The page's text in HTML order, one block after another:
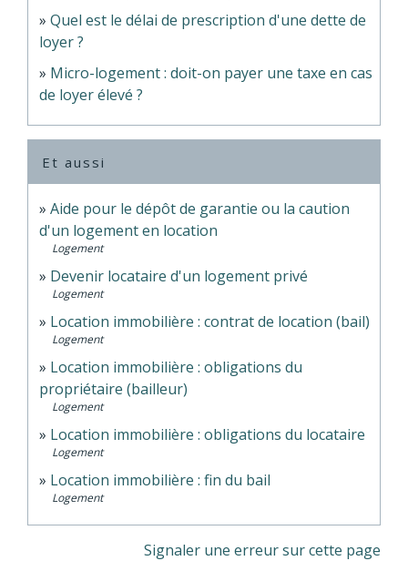
Quel est le délai de prescription d'une dette de
loyer ?
Micro-logement : doit-on payer une taxe en cas
de loyer élevé ?
Et aussi
Aide pour le dépôt de garantie ou la caution
d'un logement en location
Logement
Devenir locataire d'un logement privé
Logement
Location immobilière : contrat de location (bail)
Logement
Location immobilière : obligations du
propriétaire (bailleur)
Logement
Location immobilière : obligations du locataire
Logement
Location immobilière : fin du bail
Logement
Signaler une erreur sur cette page